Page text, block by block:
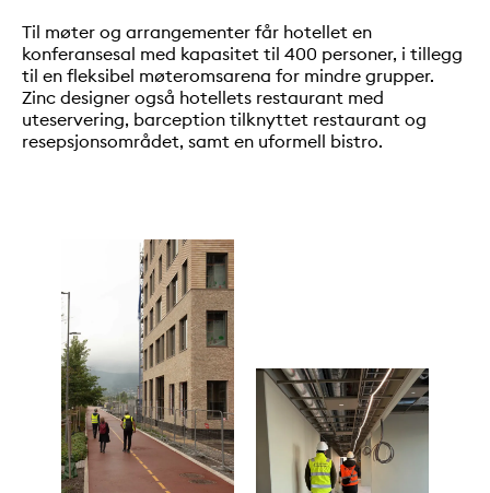
Til møter og arrangementer får hotellet en
konferansesal med kapasitet til 400 personer, i tillegg
til en fleksibel møteromsarena for mindre grupper.
Zinc designer også hotellets restaurant med
uteservering, barception tilknyttet restaurant og
resepsjonsområdet, samt en uformell bistro.